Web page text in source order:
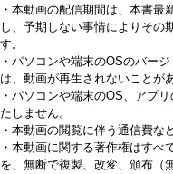
・本動画の配信期間は、本書
し、予期しない事情によりその
す。
・パソコンや端末のOSのバー
は、動画が再生されないことが
・パソコンや端末のOS、アプ
たしません。
・本動画の閲覧に伴う通信費な
・本動画に関する著作権はす
を、無断で複製、改変、頒布（